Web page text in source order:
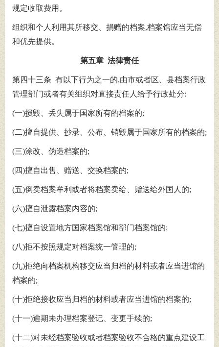
规定收取费用。
组织和个人利用其所移交、捐赠的档案,档案馆应当无偿
和优先提供。
第五章 法律责任
第四十三条 有以下行为之一的,由市或者区、县档案行政
管理部门或者有关组织对直接责任人给予行政处分:
(一)损毁、丢失属于国家所有的档案的;
(二)擅自提供、抄录、公布、销毁属于国家所有的档案的;
(三)涂改、伪造档案的;
(四)擅自出售、赠送、交换档案的;
(五)倒卖档案牟利或者将档案卖给、赠送给外国人的;
(六)擅自泄露档案内容的;
(七)擅自设置地方国家档案馆和部门档案馆的;
(八)拒不按照规定对档案统一管理的;
(九)拒绝向档案机构移交应当归档的材料或者应当进馆的
档案的;
(十)拒绝接收应当归档的材料或者应当进馆的档案的;
(十一)逾期未办理档案登记、变更手续的;
(十二)对未经档案验收或者档案验收不合格的重点建设工